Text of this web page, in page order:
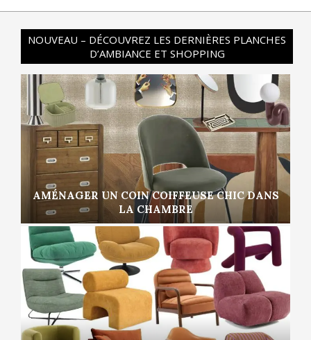
NOUVEAU – DÉCOUVREZ LES DERNIÈRES PLANCHES
D’AMBIANCE ET SHOPPING
AMÉNAGER UN COIN COIFFEUSE CHIC DANS
LA CHAMBRE